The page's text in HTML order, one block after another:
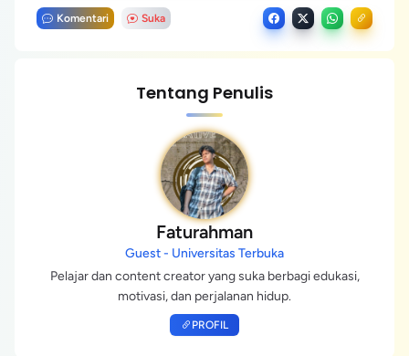
Komentari Suka
Tentang Penulis
Faturahman
Guest - Universitas Terbuka
Pelajar dan content creator yang suka berbagi edukasi,
motivasi, dan perjalanan hidup.
PROFIL